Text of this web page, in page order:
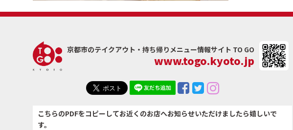
京都市のテイクアウト・持ち帰りメニュー情報サイト TO GO
www.togo.kyoto.jp
こちらのPDFをコピーしてお近くのお店へお知らせいただけましたら嬉しいで
す。